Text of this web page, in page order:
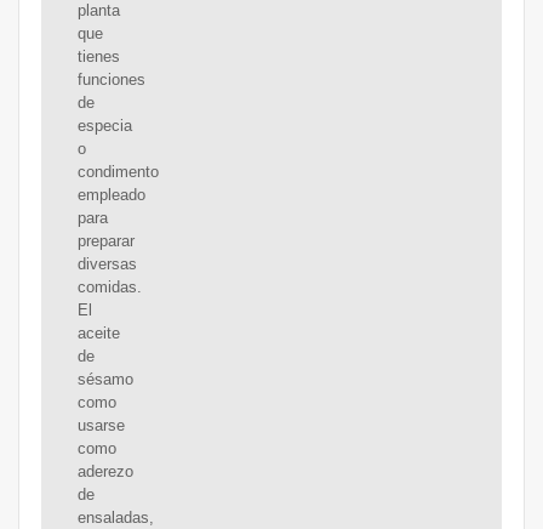
planta
que
tienes
funciones
de
especia
o
condimento
empleado
para
preparar
diversas
comidas.
El
aceite
de
sésamo
como
usarse
como
aderezo
de
ensaladas,